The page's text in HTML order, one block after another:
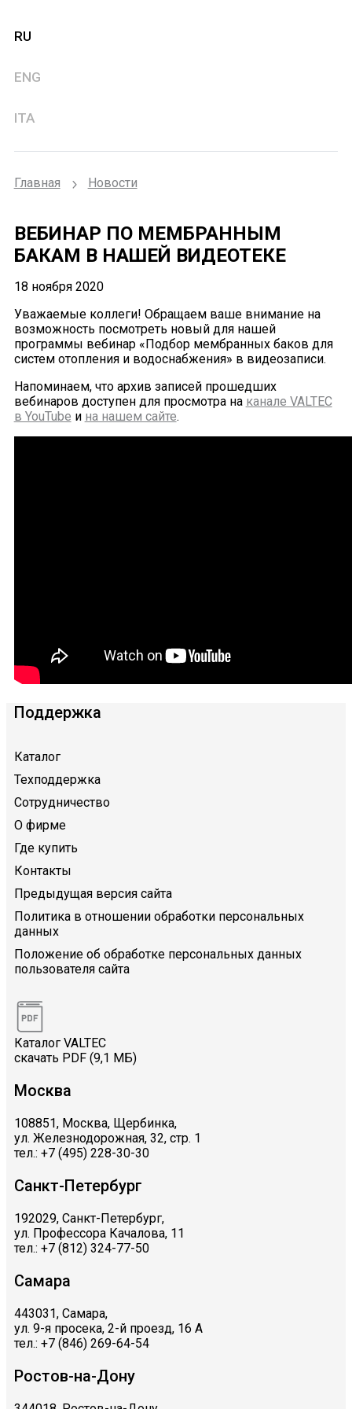
RU
ENG
ITA
Главная Новости
ВЕБИНАР ПО МЕМБРАННЫМ
БАКАМ В НАШЕЙ ВИДЕОТЕКЕ
18 ноября 2020
Уважаемые коллеги! Обращаем ваше внимание на
возможность посмотреть новый для нашей
программы вебинар «Подбор мембранных баков для
систем отопления и водоснабжения» в видеозаписи.
Напоминаем, что архив записей прошедших
вебинаров доступен для просмотра на канале VALTEC
в YouTube и на нашем сайте.
Поддержка
Каталог
Техподдержка
Сотрудничество
О фирме
Где купить
Контакты
Предыдущая версия сайта
Политика в отношении обработки персональных
данных
Положение об обработке персональных данных
пользователя сайта
Каталог VALTEC
скачать PDF (9,1 МБ)
Москва
108851, Москва, Щербинка,
ул. Железнодорожная, 32, стр. 1
тел.: +7 (495) 228-30-30
Санкт-Петербург
192029, Санкт-Петербург,
ул. Профессора Качалова, 11
тел.: +7 (812) 324-77-50
Самара
443031, Самара,
ул. 9-я просека, 2-й проезд, 16 А
тел.: +7 (846) 269-64-54
Ростов-на-Дону